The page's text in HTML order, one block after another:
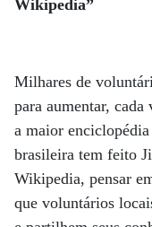
Wikipedia”
Milhares de
para aumentar,
a maior
brasileira tem feito
Wikipedia, pensar
que voluntários